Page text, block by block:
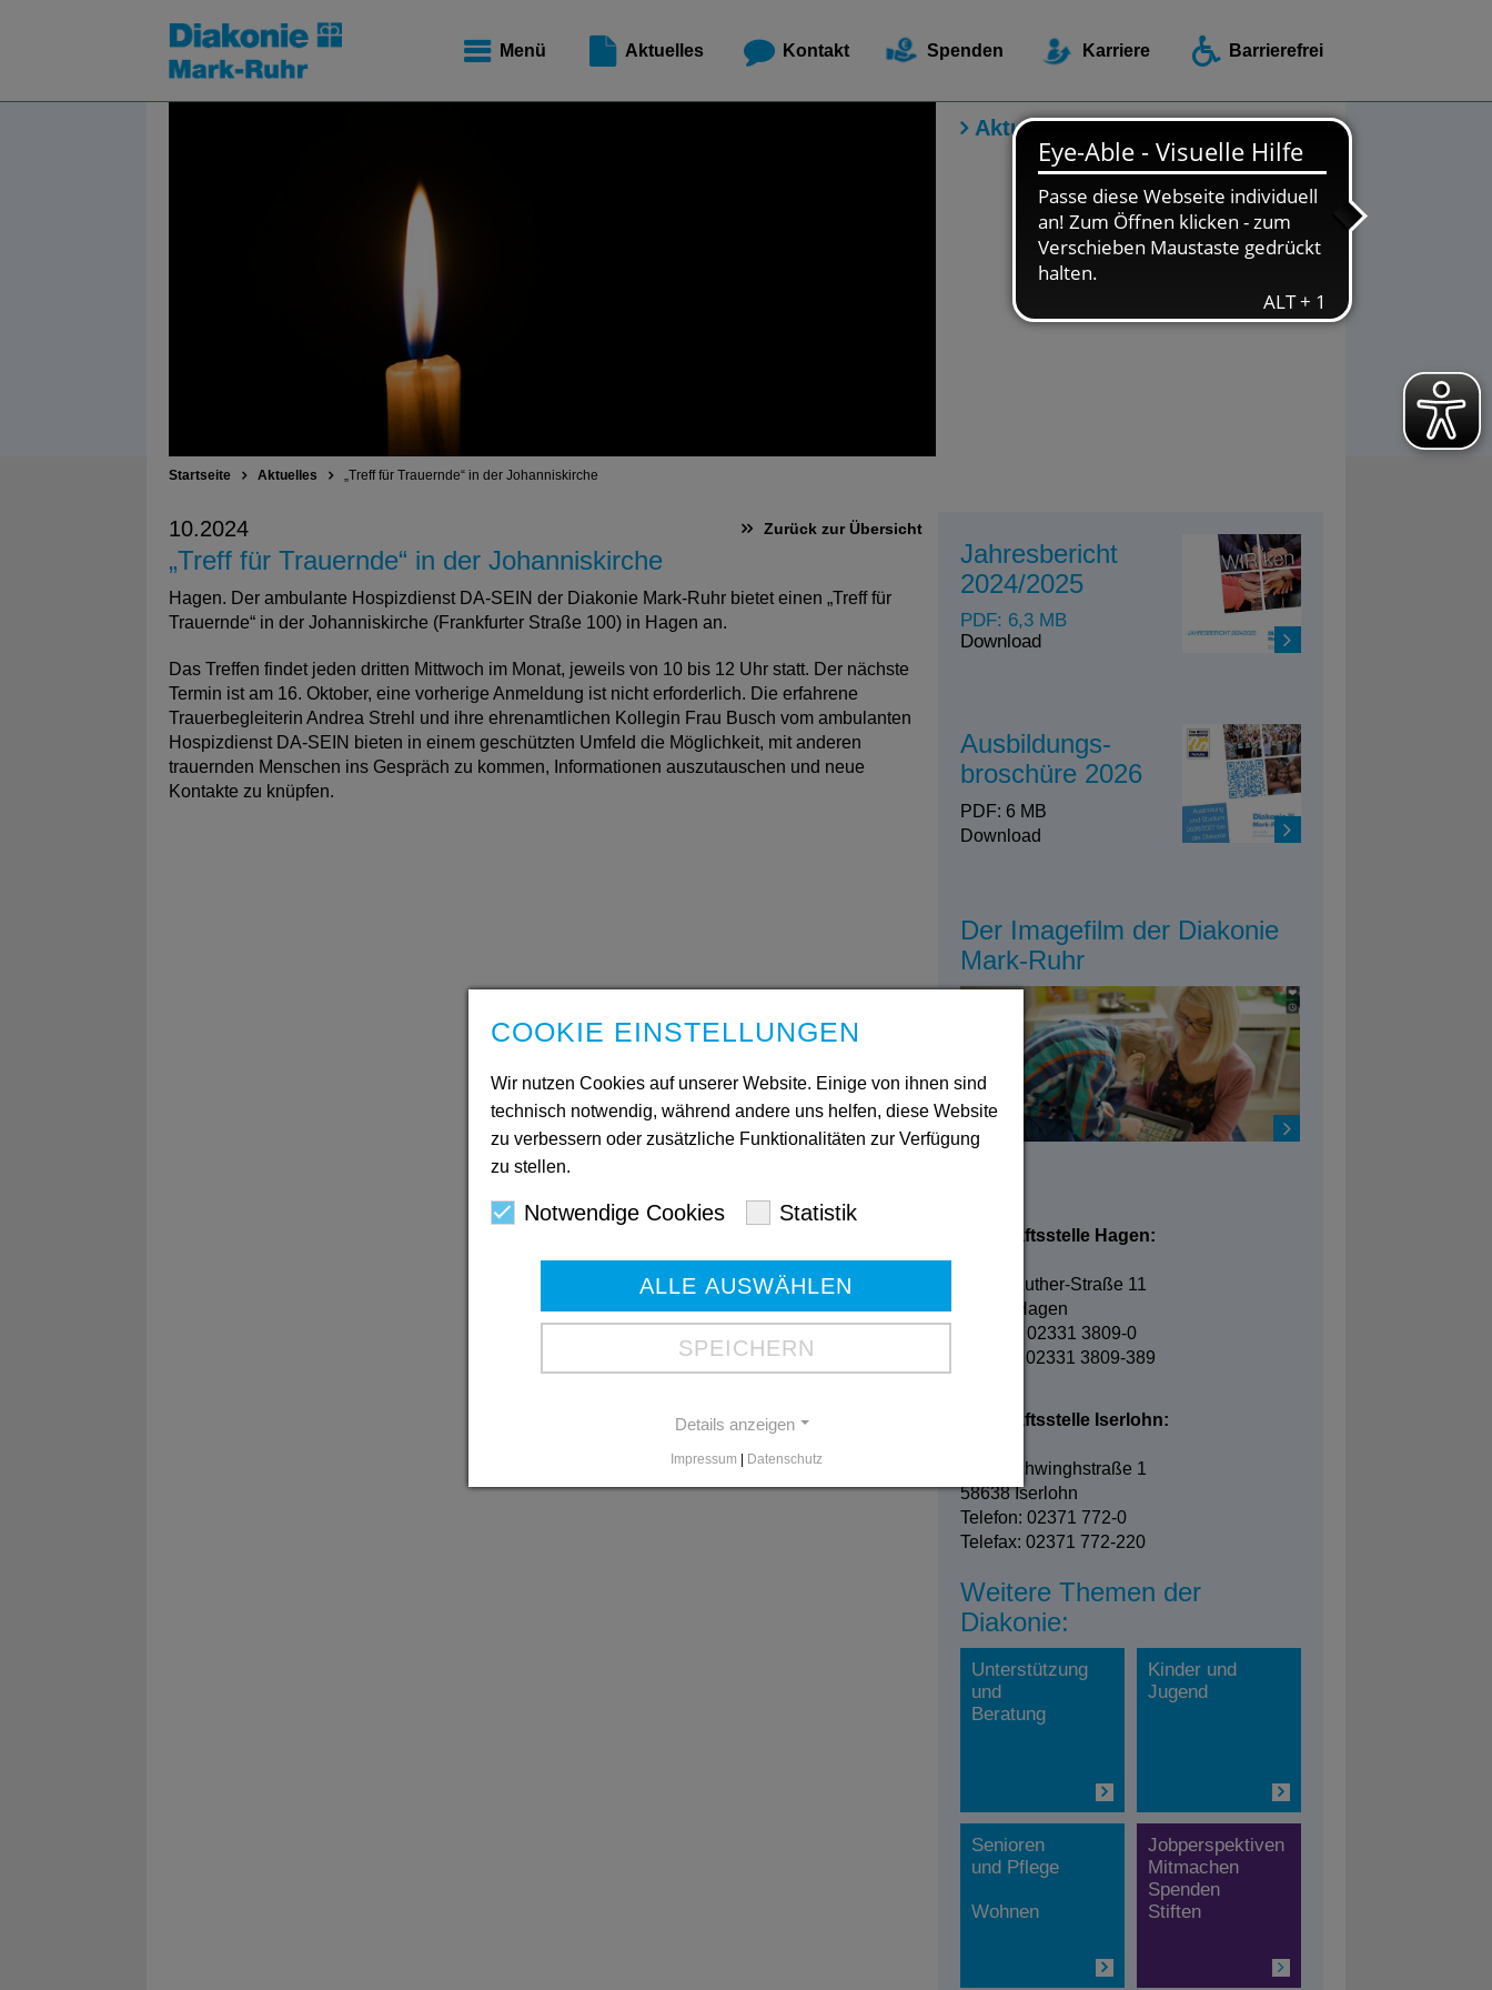
Menü Aktuelles Kontakt Spenden Karriere Barrierefrei
Meldestellen / Beratungsstellen
Aktuelles
Startseite Aktuelles „Treff für Trauernde“ in der Johanniskirche
Zurück zur Übersicht
10.2024
„Treff für Trauernde“ in der Johanniskirche
Hagen. Der ambulante Hospizdienst DA-SEIN der Diakonie Mark-Ruhr bietet einen „Treff für
Trauernde“ in der Johanniskirche (Frankfurter Straße 100) in Hagen an.
Das Treffen findet jeden dritten Mittwoch im Monat, jeweils von 10 bis 12 Uhr statt. Der nächste
Termin ist am 16. Oktober, eine vorherige Anmeldung ist nicht erforderlich. Die erfahrene
Trauerbegleiterin Andrea Strehl und ihre ehrenamtlichen Kollegin Frau Busch vom ambulanten
Hospizdienst DA-SEIN bieten in einem geschützten Umfeld die Möglichkeit, mit anderen
trauernden Menschen ins Gespräch zu kommen, Informationen auszutauschen und neue
Kontakte zu knüpfen.
Jahresbericht
2024/2025
PDF: 6,3 MB
Download
Ausbildungs-
broschüre 2026
PDF: 6 MB
Download
Der Imagefilm der Diakonie
Mark-Ruhr
Geschäftsstelle Hagen:
Martin-Luther-Straße 11
58095 Hagen
Telefon: 02331 3809-0
Telefax: 02331 3809-389
Geschäftsstelle Iserlohn:
Bodelschwinghstraße 1
58638 Iserlohn
Telefon: 02371 772-0
Telefax: 02371 772-220
Weitere Themen der
Diakonie:
Unterstützung
und
Beratung
Kinder und
Jugend
Senioren
und Pflege
Wohnen
Jobperspektiven
Mitmachen
Spenden
Stiften
COOKIE EINSTELLUNGEN
Wir nutzen Cookies auf unserer Website. Einige von ihnen sind
technisch notwendig, während andere uns helfen, diese Website
zu verbessern oder zusätzliche Funktionalitäten zur Verfügung
zu stellen.
Notwendige Cookies Statistik
ALLE AUSWÄHLEN
SPEICHERN
Details anzeigen
Impressum Datenschutz